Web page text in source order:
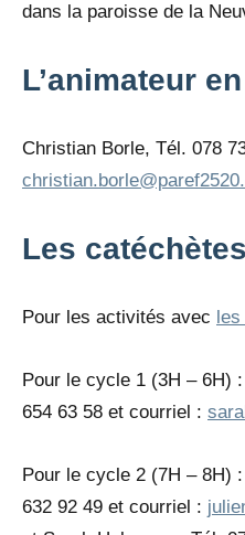
dans la paroisse de la
L’animateur
Christian Borle, Tél. 078
Les catéchètes
Pour les activités avec les
Pour le cycle 1 (3H – 6H)
654 63 58 et courriel :
Pour le cycle 2 (7H – 8H)
632 92 49 et courriel :